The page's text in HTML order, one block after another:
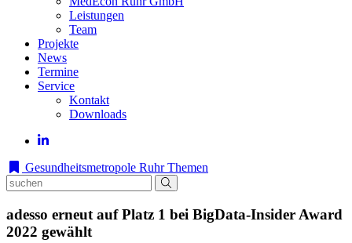
Leistungen
Team
Projekte
News
Termine
Service
Kontakt
Downloads
Gesundheitsmetropole Ruhr Themen
adesso erneut auf Platz 1 bei BigData-Insider Award
2022 gewählt